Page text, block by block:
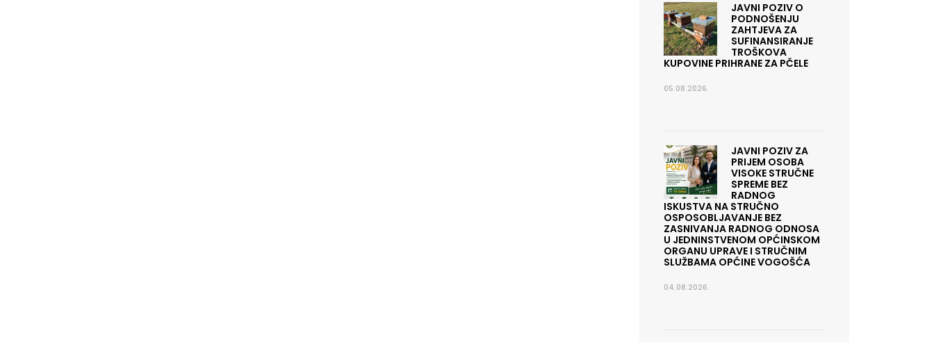
JAVNI POZIV O
PODNOŠENJU
ZAHTJEVA ZA
SUFINANSIRANJE
TROŠKOVA
KUPOVINE PRIHRANE ZA PČELE
05.08.2026.
JAVNI POZIV ZA
PRIJEM OSOBA
VISOKE STRUČNE
SPREME BEZ
RADNOG
ISKUSTVA NA STRUČNO
OSPOSOBLJAVANJE BEZ
ZASNIVANJA RADNOG ODNOSA
U JEDNINSTVENOM OPĆINSKOM
ORGANU UPRAVE I STRUČNIM
SLUŽBAMA OPĆINE VOGOŠĆA
04.08.2026.